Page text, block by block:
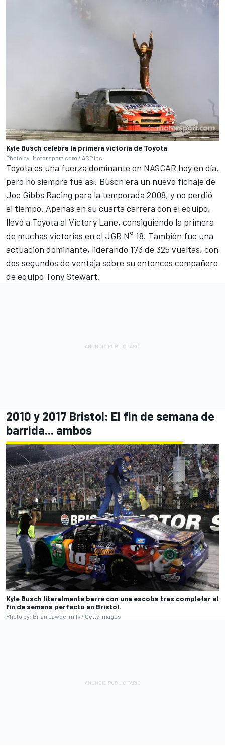
Kyle Busch celebra la primera victoria de Toyota
Photo by: Motorsport.com / ASP Inc.
Toyota es una fuerza dominante en NASCAR hoy en día,
pero no siempre fue así. Busch era un nuevo fichaje de
Joe Gibbs Racing para la temporada 2008, y no perdió
el tiempo. Apenas en su cuarta carrera con el equipo,
llevó a Toyota al Victory Lane, consiguiendo la primera
de muchas victorias en el JGR N° 18. También fue una
actuación dominante, liderando 173 de 325 vueltas, con
dos segundos de ventaja sobre su entonces compañero
de equipo Tony Stewart.
2010 y 2017 Bristol: El fin de semana de
barrida... ambos
Kyle Busch literalmente barre con una escoba tras completar el
fin de semana perfecto en Bristol.
Photo by: Brian Lawdermilk / Getty Images